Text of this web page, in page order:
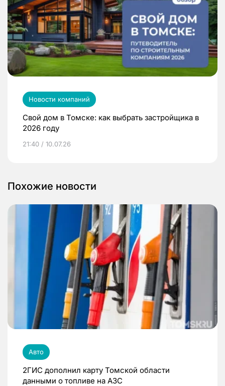
Новости компаний
Свой дом в Томске: как выбрать застройщика в
2026 году
21:40 / 10.07.26
Похожие новости
Авто
2ГИС дополнил карту Томской области
данными о топливе на АЗС